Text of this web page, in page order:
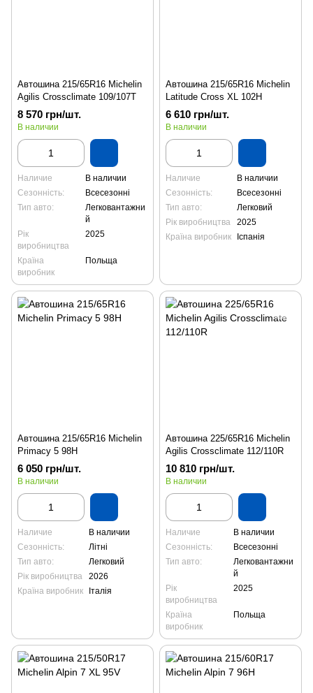
Автошина 215/65R16 Michelin
Agilis Crossclimate 109/107T
8 570 грн/шт.
В наличии
Наличие
В наличии
Сезонність:
Всесезонні
Тип авто:
Легковантажни
й
Рік
виробництва
2025
Країна
виробник
Польща
Автошина 215/65R16 Michelin
Latitude Cross XL 102H
6 610 грн/шт.
В наличии
Наличие
В наличии
Сезонність:
Всесезонні
Тип авто:
Легковий
Рік виробництва
2025
Країна виробник
Іспанія
Автошина 215/65R16 Michelin
Primacy 5 98H
6 050 грн/шт.
В наличии
Наличие
В наличии
Сезонність:
Літні
Тип авто:
Легковий
Рік виробництва
2026
Країна виробник
Італія
Автошина 225/65R16 Michelin
Agilis Crossclimate 112/110R
10 810 грн/шт.
В наличии
Наличие
В наличии
Сезонність:
Всесезонні
Тип авто:
Легковантажни
й
Рік
виробництва
2025
Країна
виробник
Польща